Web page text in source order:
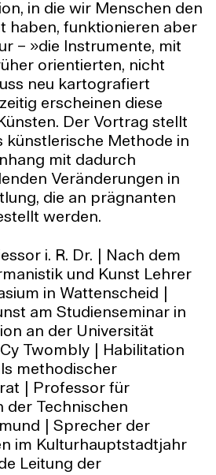
in die wir Menschen den
haben, funktionieren aber
– »die Instrumente, mit
orientierten, nicht
neu kartografiert
erscheinen diese
Der Vortrag stellt
künstlerische Methode in
mit dadurch
Veränderungen in
die an prägnanten
werden.
i. R. Dr. | Nach dem
und Kunst Lehrer
in Wattenscheid |
am Studienseminar in
an der Universität
Twombly | Habilitation
methodischer
| Professor für
der Technischen
| Sprecher der
im Kulturhauptstadtjahr
Leitung der